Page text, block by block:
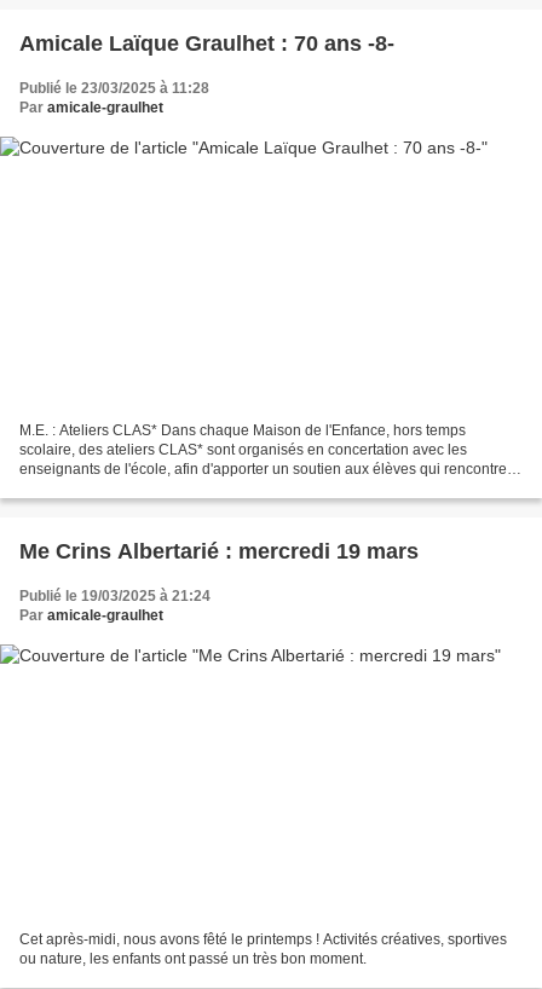
Amicale Laïque Graulhet : 70 ans -8-
Publié le 23/03/2025 à 11:28
Par amicale-graulhet
M.E. : Ateliers CLAS* Dans chaque Maison de l'Enfance, hors temps
scolaire, des ateliers CLAS* sont organisés en concertation avec les
enseignants de l'école, afin d'apporter un soutien aux élèves qui rencontrent
Me Crins Albertarié : mercredi 19 mars
Publié le 19/03/2025 à 21:24
Par amicale-graulhet
Cet après-midi, nous avons fêté le printemps ! Activités créatives, sportives
ou nature, les enfants ont passé un très bon moment.